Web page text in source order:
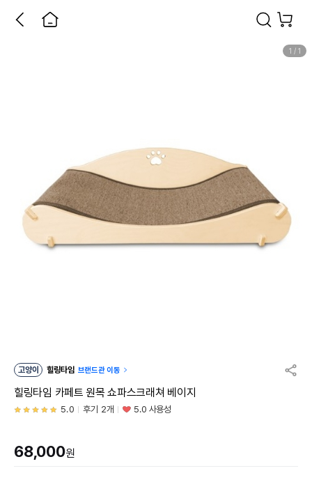
1 / 1
고양이 힐링타임 브랜드관 이동
힐링타임 카페트 원목 쇼파스크래쳐 베이지
5.0 후기 2개 5.0 사용성
68,000원